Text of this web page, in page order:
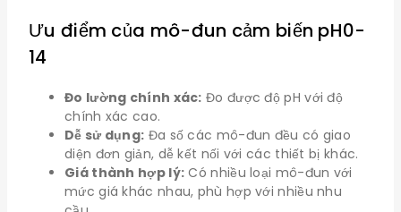
Ưu điểm của mô-đun cảm biến pH0-
14
Đo lường chính xác: Đo được độ pH với độ
chính xác cao.
Dễ sử dụng: Đa số các mô-đun đều có giao
diện đơn giản, dễ kết nối với các thiết bị khác.
Giá thành hợp lý: Có nhiều loại mô-đun với
mức giá khác nhau, phù hợp với nhiều nhu